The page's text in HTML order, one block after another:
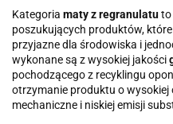
Kategoria maty z regranulatuto
poszukujących produktów,
przyjazne dla środowiska i
wykonane są z wysokiej jakości
pochodzącego z recyklingu
otrzymanie produktu o wysokiej
mechaniczne i niskiej emisji